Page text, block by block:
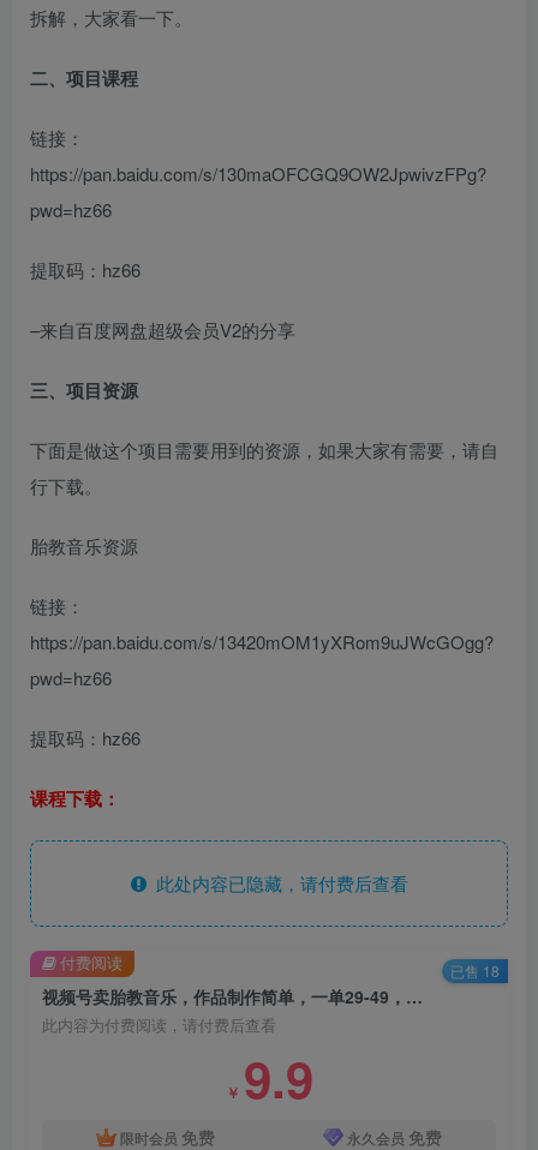
拆解，大家看一下。
二、项目课程
链接：
https://pan.baidu.com/s/130maOFCGQ9OW2JpwivzFPg?
pwd=hz66
提取码：hz66
–来自百度网盘超级会员V2的分享
三、项目资源
下面是做这个项目需要用到的资源，如果大家有需要，请自
行下载。
胎教音乐资源
链接：
https://pan.baidu.com/s/13420mOM1yXRom9uJWcGOgg?
pwd=hz66
提取码：hz66
课程下载：
此处内容已隐藏，请付费后查看
视频号卖胎教音乐，作品制作简单，一单29-49，轻松日入300
此内容为付费阅读，请付费后查看
￥ 9.9
限时会员 免费 永久会员 免费
付费阅读 已售 18